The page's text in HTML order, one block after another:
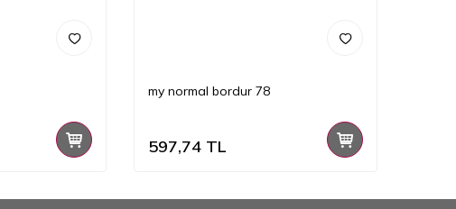
my normal bordur 78
597,74 TL